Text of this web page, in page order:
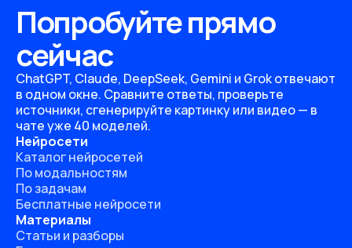
Попробуйте прямо
сейчас
ChatGPT, Claude, DeepSeek, Gemini и Grok отвечают
в одном окне. Сравните ответы, проверьте
источники, сгенерируйте картинку или видео — в
чате уже 40 моделей.
Нейросети
Каталог нейросетей
По модальностям
По задачам
Бесплатные нейросети
Материалы
Статьи и разборы